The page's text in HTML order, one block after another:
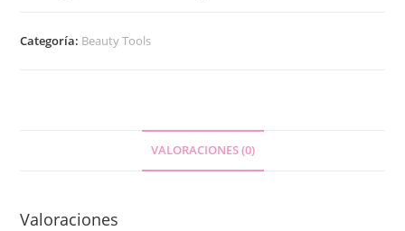
Categoría: Beauty Tools
VALORACIONES (0)
Valoraciones